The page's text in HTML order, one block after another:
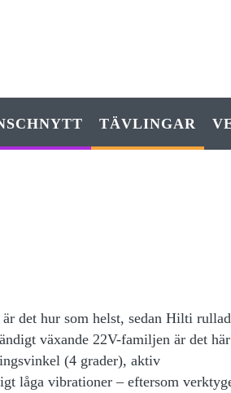
TÄVLINGAR
det hur som helst, sedan Hilti
växande 22V-familjen är det här
(4 grader), aktiv
låga vibrationer – eftersom